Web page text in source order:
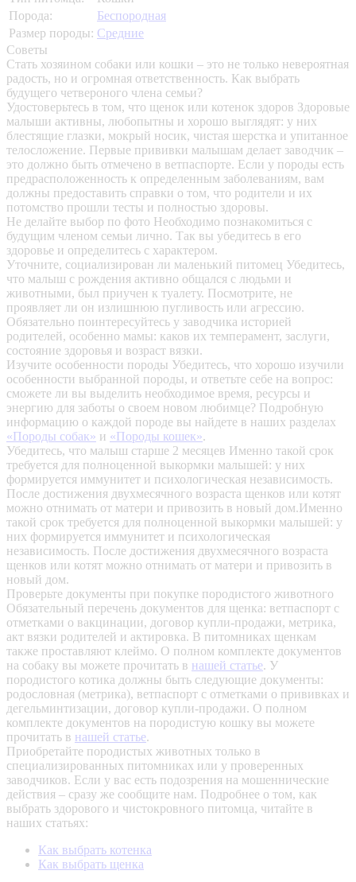
Порода:
Беспородная
Размер породы: Средние
Советы
Стать хозяином собаки или кошки – это не только невероятная
радость, но и огромная ответственность. Как выбрать
будущего четвероного члена семьи?
Удостоверьтесь в том, что щенок или котенок здоров Здоровые
малыши активны, любопытны и хорошо выглядят: у них
блестящие глазки, мокрый носик, чистая шерстка и упитанное
телосложение. Первые прививки малышам делает заводчик –
это должно быть отмечено в ветпаспорте. Если у породы есть
предрасположенность к определенным заболеваниям, вам
должны предоставить справки о том, что родители и их
потомство прошли тесты и полностью здоровы.
Не делайте выбор по фото Необходимо познакомиться с
будущим членом семьи лично. Так вы убедитесь в его
здоровье и определитесь с характером.
Уточните, социализирован ли маленький питомец Убедитесь,
что малыш с рождения активно общался с людьми и
животными, был приучен к туалету. Посмотрите, не
проявляет ли он излишнюю пугливость или агрессию.
Обязательно поинтересуйтесь у заводчика историей
родителей, особенно мамы: каков их темперамент, заслуги,
состояние здоровья и возраст вязки.
Изучите особенности породы Убедитесь, что хорошо изучили
особенности выбранной породы, и ответьте себе на вопрос:
сможете ли вы выделить необходимое время, ресурсы и
энергию для заботы о своем новом любимце? Подробную
информацию о каждой породе вы найдете в наших разделах
«Породы собак» и «Породы кошек».
Убедитесь, что малыш старше 2 месяцев Именно такой срок
требуется для полноценной выкормки малышей: у них
формируется иммунитет и психологическая независимость.
После достижения двухмесячного возраста щенков или котят
можно отнимать от матери и привозить в новый дом.Именно
такой срок требуется для полноценной выкормки малышей: у
них формируется иммунитет и психологическая
независимость. После достижения двухмесячного возраста
щенков или котят можно отнимать от матери и привозить в
новый дом.
Проверьте документы при покупке породистого животного
Обязательный перечень документов для щенка: ветпаспорт с
отметками о вакцинации, договор купли-продажи, метрика,
акт вязки родителей и актировка. В питомниках щенкам
также проставляют клеймо. О полном комплекте документов
на собаку вы можете прочитать в нашей статье. У
породистого котика должны быть следующие документы:
родословная (метрика), ветпаспорт с отметками о прививках и
дегельминтизации, договор купли-продажи. О полном
комплекте документов на породистую кошку вы можете
прочитать в нашей статье.
Приобретайте породистых животных только в
специализированных питомниках или у проверенных
заводчиков. Если у вас есть подозрения на мошеннические
действия – сразу же сообщите нам. Подробнее о том, как
выбрать здорового и чистокровного питомца, читайте в
наших статьях:
Как выбрать котенка
Как выбрать щенка